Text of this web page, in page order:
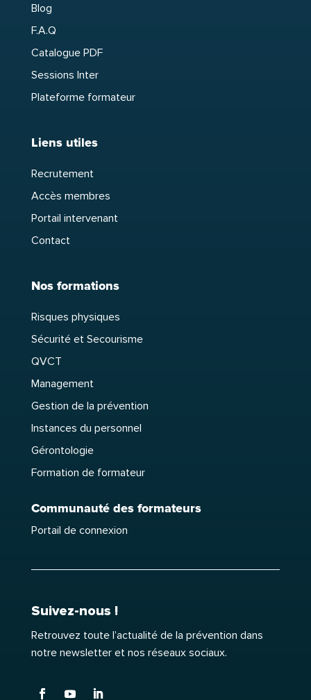
Blog
F.A.Q
Catalogue PDF
Sessions Inter
Plateforme formateur
Liens utiles
Recrutement
Accès membres
Portail intervenant
Contact
Nos formations
Risques physiques
Sécurité et Secourisme
QVCT
Management
Gestion de la prévention
Instances du personnel
Gérontologie
Formation de formateur
Communauté des formateurs
Portail de connexion
Suivez-nous !
Retrouvez toute l’actualité de la prévention dans
notre newsletter et nos réseaux sociaux.